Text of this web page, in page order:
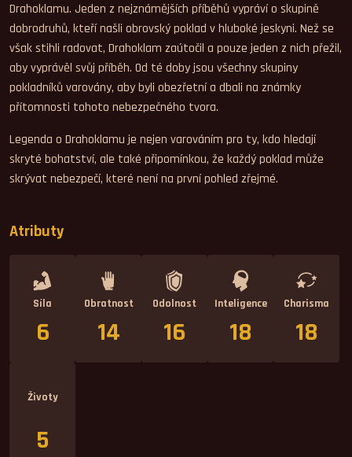
Drahoklamu. Jeden z nejznámějších příběhů vypráví o skupině
dobrodruhů, kteří našli obrovský poklad v hluboké jeskyni. Než se
však stihli radovat, Drahoklam zaútočil a pouze jeden z nich přežil,
aby vyprávěl svůj příběh. Od té doby jsou všechny skupiny
pokladníků varovány, aby byli obezřetní a dbali na známky
přítomnosti tohoto nebezpečného tvora.
Legenda o Drahoklamu je nejen varováním pro ty, kdo hledají
skryté bohatství, ale také připomínkou, že každý poklad může
skrývat nebezpečí, které není na první pohled zřejmé.
Atributy
Síla
6
Obratnost
14
Odolnost
16
Inteligence
18
Charisma
18
Životy
5